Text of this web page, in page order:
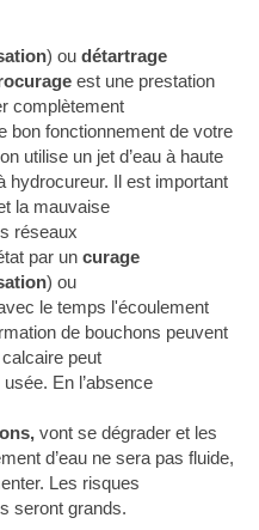
) ou détartrage
est une prestation
complètement
bon fonctionnement de votre
utilise un jet d’eau à haute
hydrocureur. Il est important
la mauvaise
réseaux
par un curage
) ou
le temps l'écoulement
de bouchons peuvent
peut
En l’absence
vont se dégrader et les
d’eau ne sera pas fluide,
Les risques
seront grands.